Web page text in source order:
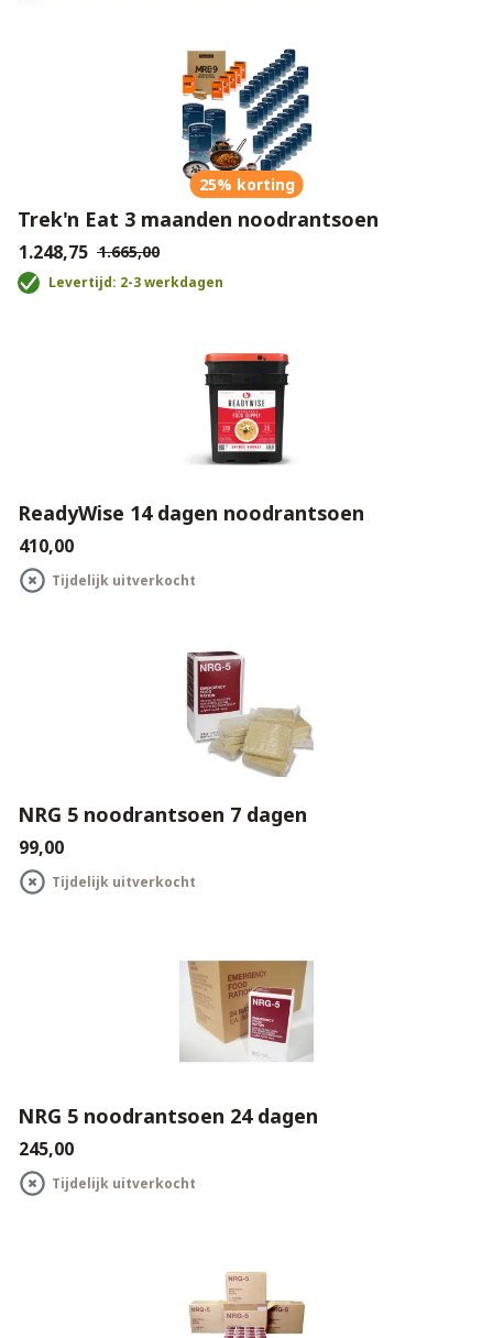
25% korting
Trek'n Eat 3 maanden noodrantsoen
€1.248,75 €1.665,00
Levertijd: 2-3 werkdagen
ReadyWise 14 dagen noodrantsoen
€410,00
Tijdelijk uitverkocht
NRG 5 noodrantsoen 7 dagen
€99,00
Tijdelijk uitverkocht
NRG 5 noodrantsoen 24 dagen
€245,00
Tijdelijk uitverkocht